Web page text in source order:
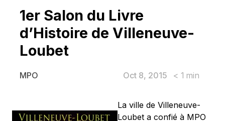
1er Salon du Livre
d’Histoire de Villeneuve-
Loubet
MPO Oct 8, 2015 < 1 min
1er Salon du Livre d’Histoire de
La ville de Villeneuve-
Loubet a confié à MPO